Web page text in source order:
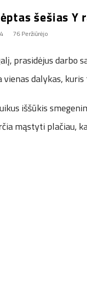
šešias Y
76 Peržiūrėjo
prasidėjus darbo
vienas dalykas,
iššūkis
mąstyti plačiau,